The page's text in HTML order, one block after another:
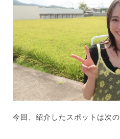
今回、紹介したスポットは次の